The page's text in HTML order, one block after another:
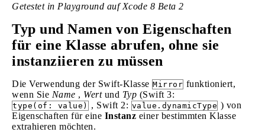
Getestet in Playground auf Xcode 8 Beta 2
Typ und Namen von Eigenschaften
für eine Klasse abrufen, ohne sie
instanziieren zu müssen
Die Verwendung der Swift-Klasse Mirror funktioniert,
wenn Sie Name , Wertund Typ (Swift 3:
type(of: value) , Swift 2: value.dynamicType ) von
Eigenschaften für eine Instanz einer bestimmten Klasse
extrahieren möchten.